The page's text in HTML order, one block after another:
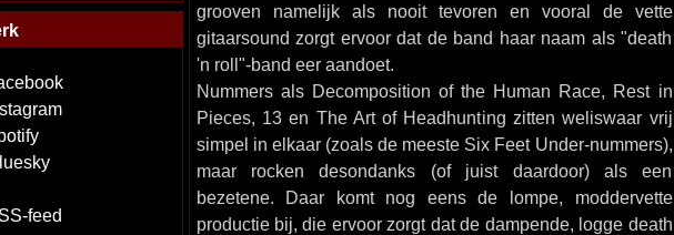
feed
grooven namelijk als nooit tevoren en vooral de vette
gitaarsound zorgt ervoor dat de band haar naam als "death
'n roll"-band eer aandoet.
Nummers als Decomposition of the Human Race, Rest in
Pieces, 13 en The Art of Headhunting zitten weliswaar vrij
simpel in elkaar (zoals de meeste Six Feet Under-nummers),
maar rocken desondanks (of juist daardoor) als een
bezetene. Daar komt nog eens de lompe, moddervette
productie bij, die ervoor zorgt dat de dampende, logge death